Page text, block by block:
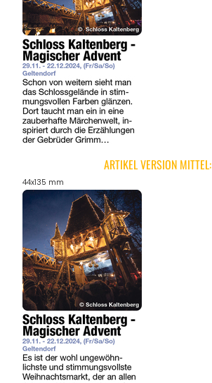
ARTIKEL VERSION MITTEL:
44x135 mm